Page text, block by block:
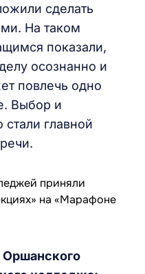
сделать
На таком
показали,
осознанно и
повлечь одно
Выбор и
стали главной
Оршанского